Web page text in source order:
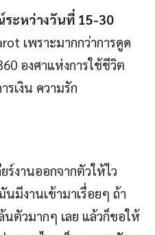
ะหว่างวันที่ 15-30
เพราะมากกว่าการดูด
องศาแห่งการใช้ชีวิต
รเงิน ความรัก
ร์งานออกจากตัวให้ไว
มีงานเข้ามาเรื่อยๆ ถ้า
นตัวมากๆ เลย แล้วก็ขอให้